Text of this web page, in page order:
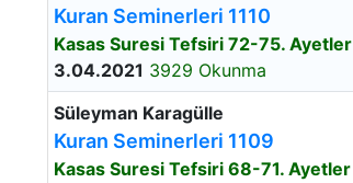
Kuran Seminerleri 1110
Kasas Suresi Tefsiri 72-75. Ayetler
3.04.2021 3929 Okunma
Süleyman Karagülle
Kuran Seminerleri 1109
Kasas Suresi Tefsiri 68-71. Ayetler